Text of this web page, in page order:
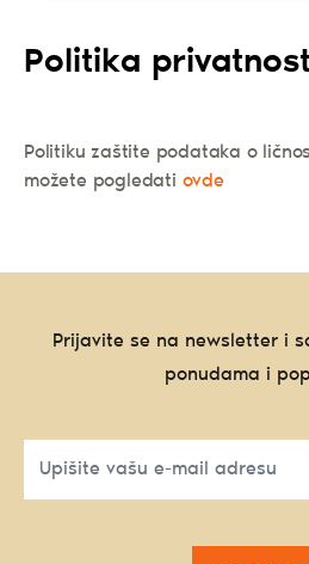
Politika
Politiku zaštite podataka o
možete pogledati ovde
Prijavite se na newsletter i
ponudama i